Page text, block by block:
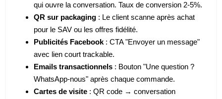
qui ouvre la conversation. Taux de conversion 2-5%.
QR sur packaging : Le client scanne après achat
pour le SAV ou les offres fidélité.
Publicités Facebook: CTA "Envoyer un message"
avec lien court trackable.
Emails transactionnels : Bouton "Une question ?
WhatsApp-nous" après chaque commande.
Cartes de visite : QR code → conversation